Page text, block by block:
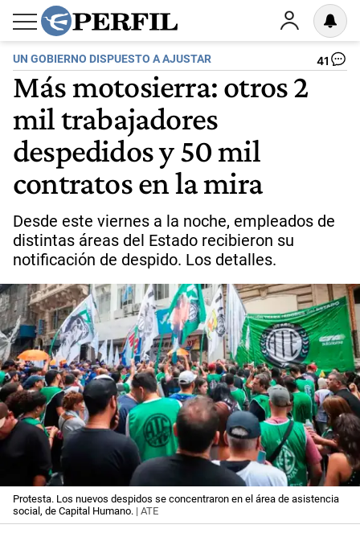
UN GOBIERNO DISPUESTO A AJUSTAR 41
Más motosierra: otros 2
mil trabajadores
despedidos y 50 mil
contratos en la mira
Desde este viernes a la noche, empleados de
distintas áreas del Estado recibieron su
notificación de despido. Los detalles.
Protesta. Los nuevos despidos se concentraron en el área de asistencia
social, de Capital Humano. | ATE